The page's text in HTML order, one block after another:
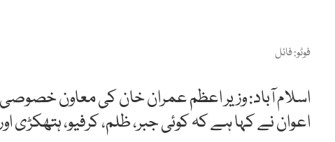
فوٹو: فائل
اسلام آباد: وزیر اعظم عمران خان کی معاون
اعوان نے کہا ہے کہ کوئی جبر، ظلم، کرفیو، ہتھکڑی